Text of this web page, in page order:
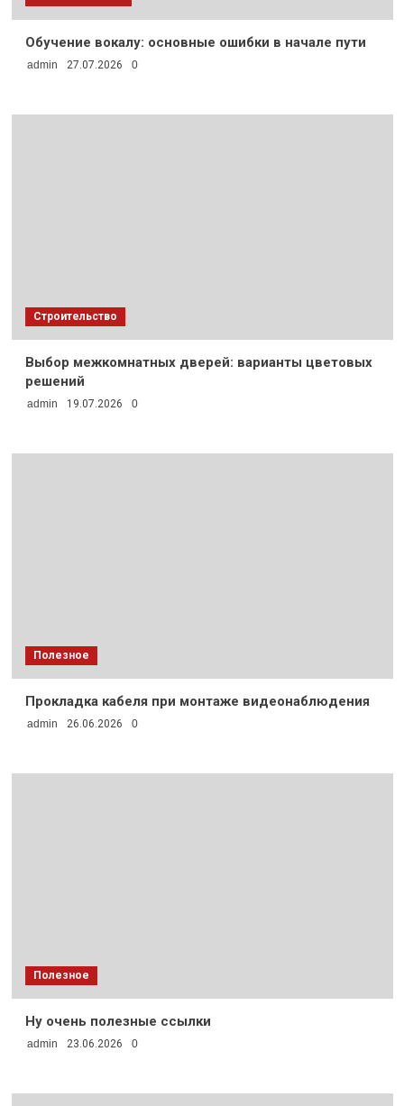
Обучение вокалу: основные ошибки в начале пути
admin 27.07.2026 0
Строительство
Выбор межкомнатных дверей: варианты цветовых
решений
admin 19.07.2026 0
Полезное
Прокладка кабеля при монтаже видеонаблюдения
admin 26.06.2026 0
Полезное
Ну очень полезные ссылки
admin 23.06.2026 0